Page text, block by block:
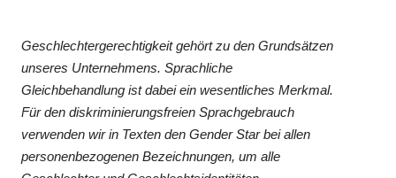
Geschlechtergerechtigkeit gehört zu den Grundsätzen
unseres Unternehmens. Sprachliche
Gleichbehandlung ist dabei ein wesentliches Merkmal.
Für den diskriminierungsfreien Sprachgebrauch
verwenden wir in Texten den Gender Star bei allen
personenbezogenen Bezeichnungen, um alle